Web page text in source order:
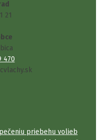
21
470
priebehu volieb